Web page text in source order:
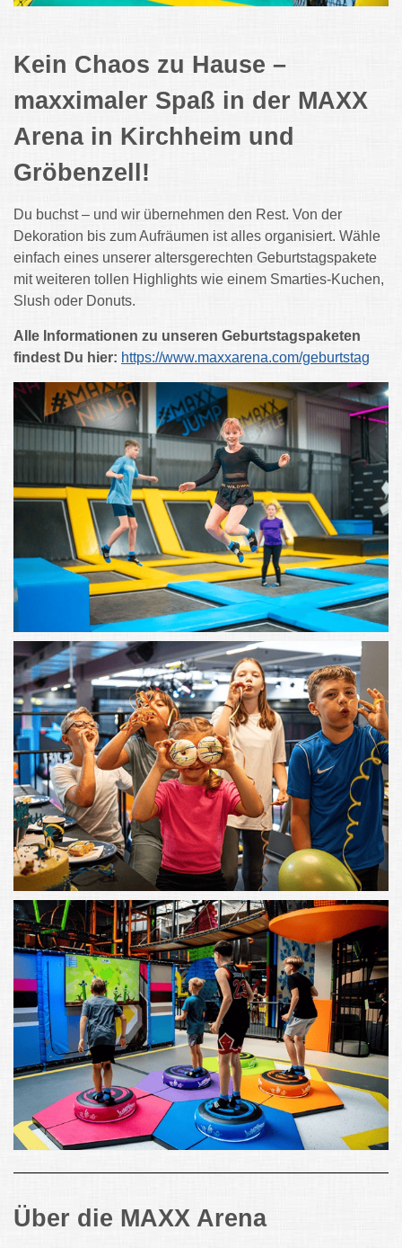
Kein Chaos zu Hause –
maxximaler Spaß in der MAXX
Arena in Kirchheim und
Gröbenzell!
Du buchst – und wir übernehmen den Rest. Von der
Dekoration bis zum Aufräumen ist alles organisiert. Wähle
einfach eines unserer altersgerechten Geburtstagspakete
mit weiteren tollen Highlights wie einem Smarties-Kuchen,
Slush oder Donuts.
Alle Informationen zu unseren Geburtstagspaketen
findest Du hier: https://www.maxxarena.com/geburtstag
Über die MAXX Arena